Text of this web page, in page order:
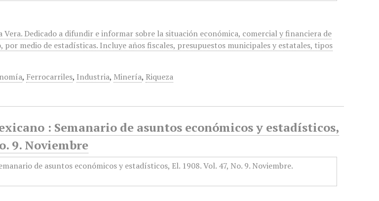
Vera. Dedicado a difundir e informar sobre la situación económica, comercial y financiera de
por medio de estadísticas. Incluye años fiscales, presupuestos municipales y estatales, tipos
, Ferrocarriles, Industria, Minería, Riqueza
: Semanario de asuntos económicos y estadísticos,
9. Noviembre